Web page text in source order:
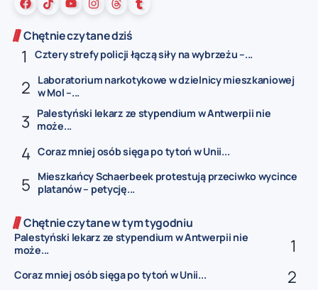
Chętnie czytane dziś
Cztery strefy policji łączą siły na wybrzeżu –...
Laboratorium narkotykowe w dzielnicy mieszkaniowej
w Mol –...
Palestyński lekarz ze stypendium w Antwerpii nie
może...
Coraz mniej osób sięga po tytoń w Unii...
Mieszkańcy Schaerbeek protestują przeciwko wycince
platanów – petycję...
Chętnie czytane w tym tygodniu
Palestyński lekarz ze stypendium w Antwerpii nie
może...
Coraz mniej osób sięga po tytoń w Unii...